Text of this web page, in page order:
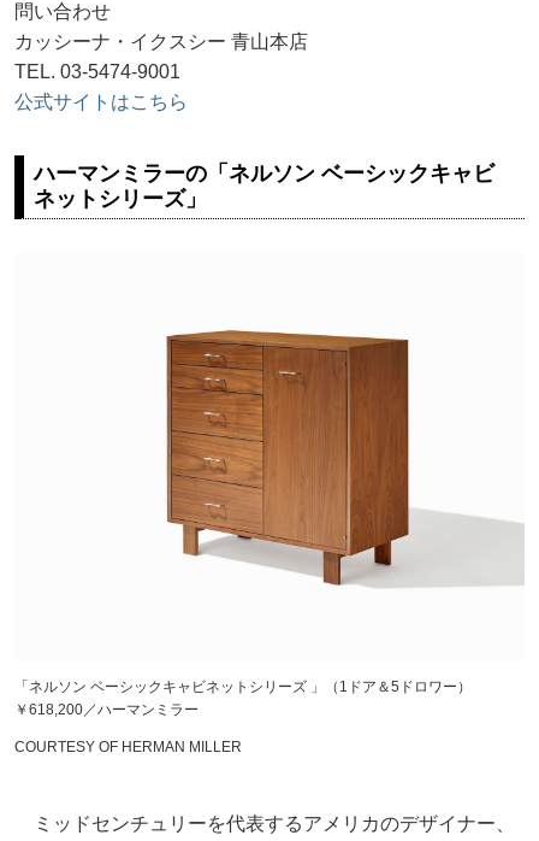
問い合わせ
カッシーナ・イクスシー 青山本店
TEL. 03-5474-9001
公式サイトはこちら
ハーマンミラーの「ネルソン ベーシックキャビ
ネットシリーズ」
「ネルソン ベーシックキャビネットシリーズ 」（1ドア＆5ドロワー）
￥618,200／ハーマンミラー
COURTESY OF HERMAN MILLER
ミッドセンチュリーを代表するアメリカのデザイナー、